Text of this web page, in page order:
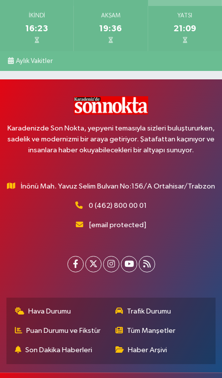
İKINDI
16:23
AKŞAM
19:36
YATSI
21:09
Aylık Vakitler
Karadenizde Son Nokta, yepyeni temasıyla sizleri buluştururken,
sadelik ve modernizmi bir araya getiriyor. Şatafattan kaçınıyor ve
insanlara haber okuyabilecekleri bir altyapı sunuyor.
İnönü Mah. Yavuz Selim Bulvarı No:156/A Ortahisar/Trabzon
0 (462) 800 00 01
[email protected]
Hava Durumu Trafik Durumu
Puan Durumu ve Fikstür Tüm Manşetler
Son Dakika Haberleri Haber Arşivi